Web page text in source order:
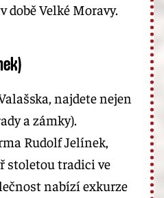
době Velké Moravy.
najdete nejen
a zámky).
Rudolf Jelínek,
stoletou tradici ve
nabízí exkurze